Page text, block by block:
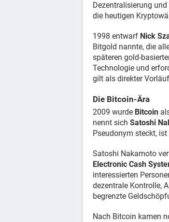
Dezentralisierung
die heutigen
1998 entwarf Nick
Bitgold nannte, die
späteren gold-
Technologie und
gilt als direkter
Die Bitcoin-Ära
2009 wurde Bitcoin
nennt sich Satoshi
Pseudonym steckt,
Satoshi Nakamoto
Electronic Cash
interessierten
dezentrale Kontrolle,
begrenzte
Nach Bitcoin kamen